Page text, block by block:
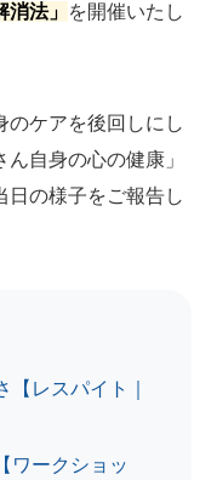
法」 を開催いたし
のケアを後回しにし
自身の心の健康」
日の様子をご報告し
【レスパイト｜
ワークショッ